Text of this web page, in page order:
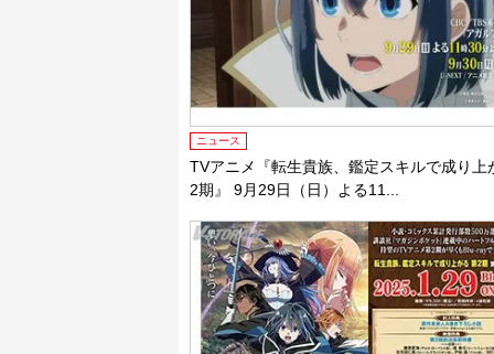
ニュース
TVアニメ『転生貴族、鑑定スキルで成り上
2期』 9月29日（日）よる11...